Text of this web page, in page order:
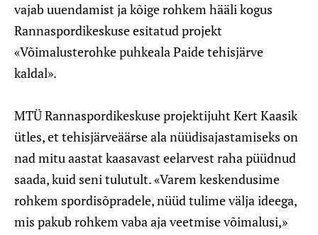
vajab uuendamist ja kõige rohkem hääli kogus
Rannaspordikeskuse esitatud projekt
«Võimalusterohke puhkeala Paide tehisjärve
kaldal».
MTÜ Rannaspordikeskuse projektijuht Kert Kaasik
ütles, et tehisjärveäärse ala nüüdisajastamiseks on
nad mitu aastat kaasavast eelarvest raha püüdnud
saada, kuid seni tulutult. «Varem keskendusime
rohkem spordisõpradele, nüüd tulime välja ideega,
mis pakub rohkem vaba aja veetmise võimalusi,»